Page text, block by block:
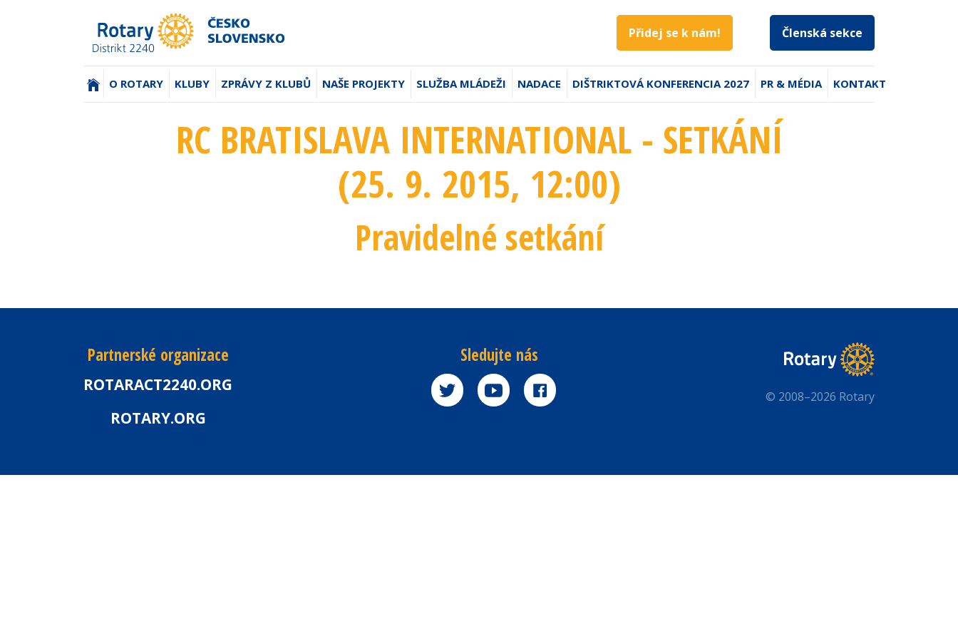
Přidej se k nám! Členská sekce
(AKTUÁLNÍ)
O ROTARY KLUBY ZPRÁVY Z KLUBŮ NAŠE PROJEKTY SLUŽBA MLÁDEŽI NADACE DIŠTRIKTOVÁ KONFERENCIA 2027 PR & MÉDIA KONTAKT
RC BRATISLAVA INTERNATIONAL - SETKÁNÍ
(25. 9. 2015, 12:00)
Pravidelné setkání
Partnerské organizace
ROTARACT2240.ORG
ROTARY.ORG
Sledujte nás
© 2008–2026 Rotary